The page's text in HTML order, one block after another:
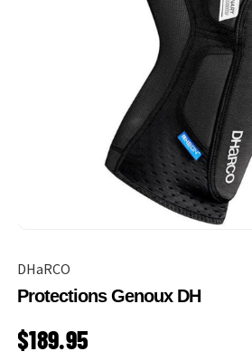
DHaRCO
Protections Genoux DH
PRIX HABITUEL
$189.95